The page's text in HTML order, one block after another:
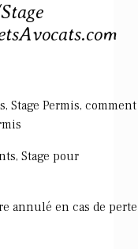
Stage Permis, comment
Stage pour
annulé en cas de perte